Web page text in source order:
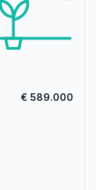
€ 589.000